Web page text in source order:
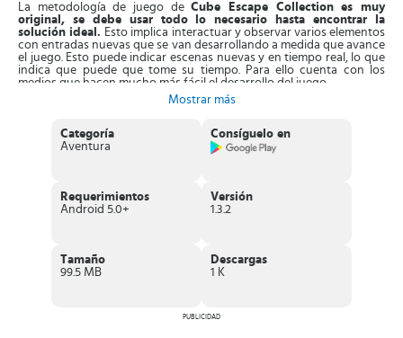
La metodología de juego deCube Escape Collection es muy
original, se debe usar todo lo necesario hasta encontrar la
solución ideal. Esto implica interactuar y observar varios elementos
con entradas nuevas que se van desarrollando a medida que avance
el juego. Esto puede indicar escenas nuevas y en tiempo real, lo que
indica que puede que tome su tiempo. Para ello cuenta con los
medios que hacen mucho más fácil el desarrollo del juego.
páginas con historias individuales, el jugador debe descubrir el
misterio contenido en cada episodio, que salen de forma gradual y
moverse entre un nivel y otro de manera que pueda conocer con
exactitud las tramas
por la conveniencia de la simultaneidad. El
atasque se le otorgan pistas a las que puede acudir para seguir
explorando cada capítulo.
Mostrar más
Categoría
Aventura
Consíguelo en
Requerimientos
Android 5.0+
Versión
1.3.2
Tamaño
99.5 MB
Descargas
1 K
PUBLICIDAD